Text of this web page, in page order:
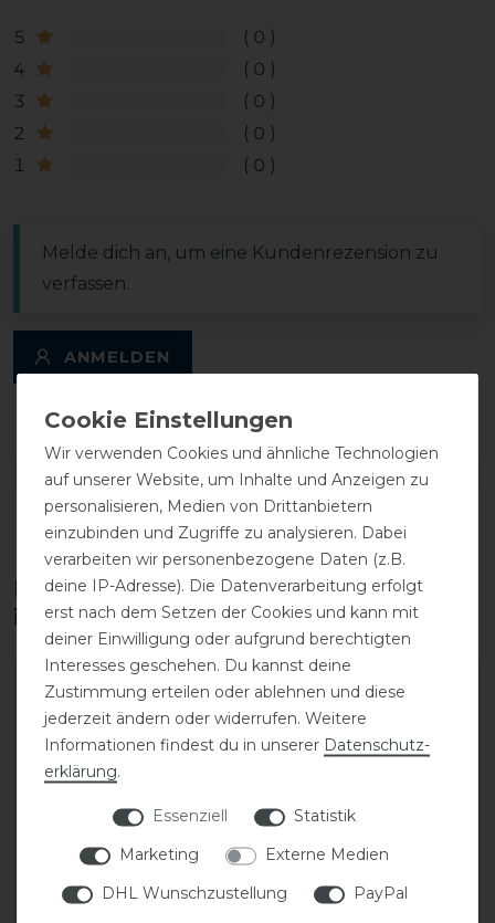
5
0
4
0
3
0
2
0
1
0
Melde dich an, um eine Kundenrezension zu
verfassen.
ANMELDEN
DETAILS ZUR PRODUKTSICHERHEIT
Diese Produkte könnten dich auch
interessieren
Wir verwenden Cookies und ähnliche Technologien
auf unserer Website, um Inhalte und Anzeigen zu
personalisieren, Medien von Drittanbietern
einzubinden und Zugriffe zu analysieren. Dabei
verarbeiten wir personenbezogene Daten (z.B.
deine IP-Adresse). Die Datenverarbeitung erfolgt
erst nach dem Setzen der Cookies und kann mit
deiner Einwilligung oder aufgrund berechtigten
Interesses geschehen. Du kannst deine
Zustimmung erteilen oder ablehnen und diese
jederzeit ändern oder widerrufen. Weitere
Informationen findest du in unserer Daten­schutz­
erklärung.
Essenziell
Statistik
Marketing
Externe Medien
DHL Wunschzustellung
PayPal